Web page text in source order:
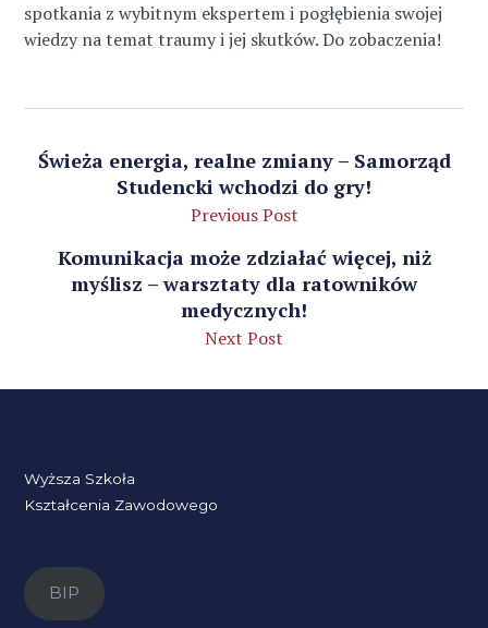
spotkania z wybitnym ekspertem i pogłębienia swojej
wiedzy na temat traumy i jej skutków. Do zobaczenia!
Świeża energia, realne zmiany – Samorząd
Studencki wchodzi do gry!
Previous Post
Komunikacja może zdziałać więcej, niż
myślisz – warsztaty dla ratowników
medycznych!
Next Post
Wyższa Szkoła
Kształcenia Zawodowego
BIP